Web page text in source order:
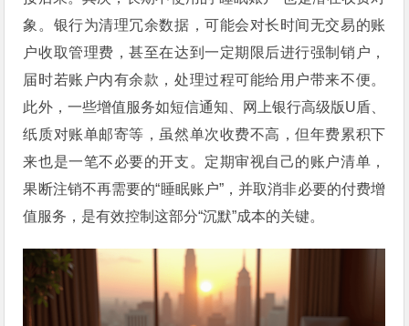
象。银行为清理冗余数据，可能会对长时间无交易的账
户收取管理费，甚至在达到一定期限后进行强制销户，
届时若账户内有余款，处理过程可能给用户带来不便。
此外，一些增值服务如短信通知、网上银行高级版U盾、
纸质对账单邮寄等，虽然单次收费不高，但年费累积下
来也是一笔不必要的开支。定期审视自己的账户清单，
果断注销不再需要的“睡眠账户”，并取消非必要的付费增
值服务，是有效控制这部分“沉默”成本的关键。